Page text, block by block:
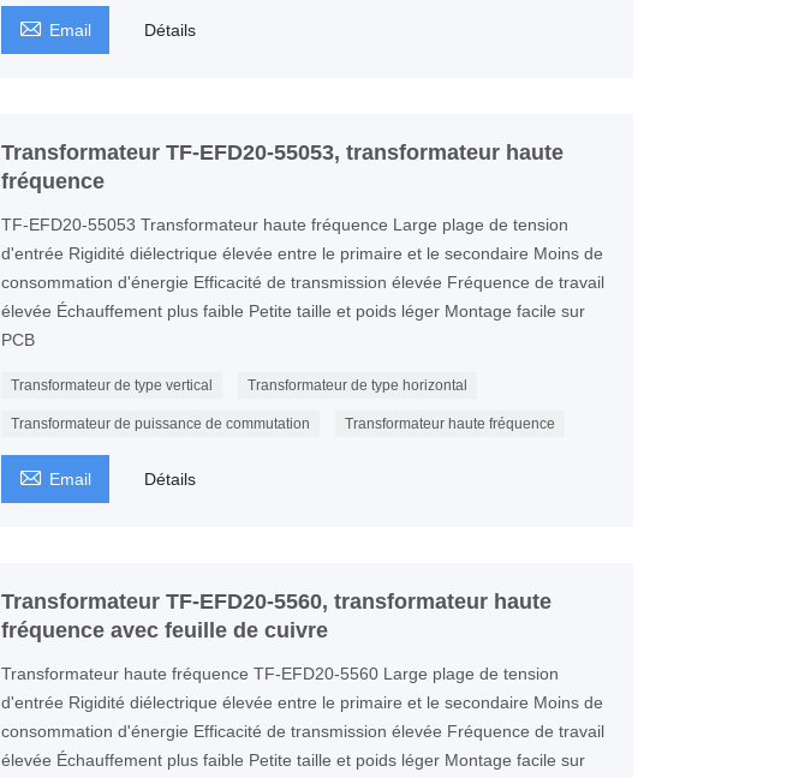
 Email Détails
Transformateur TF-EFD20-55053, transformateur haute
fréquence
TF-EFD20-55053 Transformateur haute fréquence Large plage de tension
d'entrée Rigidité diélectrique élevée entre le primaire et le secondaire Moins de
consommation d'énergie Efficacité de transmission élevée Fréquence de travail
élevée Échauffement plus faible Petite taille et poids léger Montage facile sur
PCB
Transformateur de type vertical Transformateur de type horizontal
Transformateur de puissance de commutation Transformateur haute fréquence
 Email Détails
Transformateur TF-EFD20-5560, transformateur haute
fréquence avec feuille de cuivre
Transformateur haute fréquence TF-EFD20-5560 Large plage de tension
d'entrée Rigidité diélectrique élevée entre le primaire et le secondaire Moins de
consommation d'énergie Efficacité de transmission élevée Fréquence de travail
élevée Échauffement plus faible Petite taille et poids léger Montage facile sur